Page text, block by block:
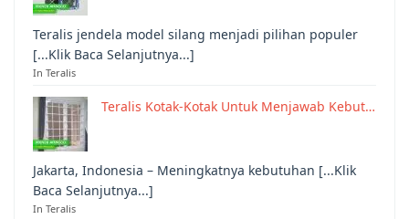
Teralis jendela model silang menjadi pilihan populer
[...Klik Baca Selanjutnya...]
In Teralis
Teralis Kotak-Kotak Untuk Menjawab Kebut…
Jakarta, Indonesia – Meningkatnya kebutuhan [...Klik
Baca Selanjutnya...]
In Teralis